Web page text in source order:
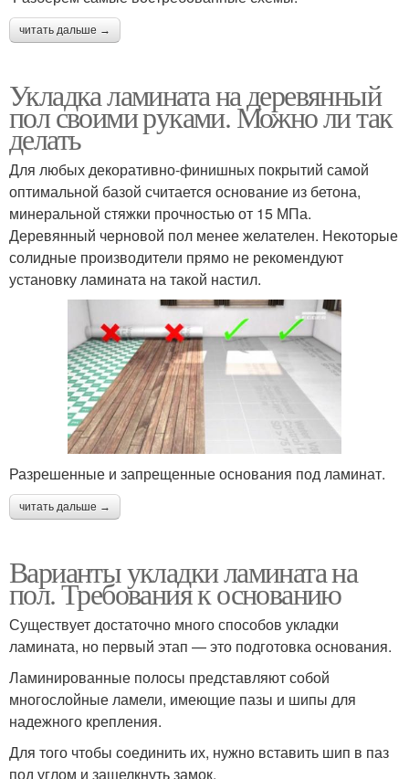
читать дальше →
Укладка ламината на деревянный
пол своими руками. Можно ли так
делать
Для любых декоративно-финишных покрытий самой
оптимальной базой считается основание из бетона,
минеральной стяжки прочностью от 15 МПа.
Деревянный черновой пол менее желателен. Некоторые
солидные производители прямо не рекомендуют
установку ламината на такой настил.
Разрешенные и запрещенные основания под ламинат.
читать дальше →
Варианты укладки ламината на
пол. Требования к основанию
Существует достаточно много способов укладки
ламината, но первый этап — это подготовка основания.
Ламинированные полосы представляют собой
многослойные ламели, имеющие пазы и шипы для
надежного крепления.
Для того чтобы соединить их, нужно вставить шип в паз
под углом и защелкнуть замок.